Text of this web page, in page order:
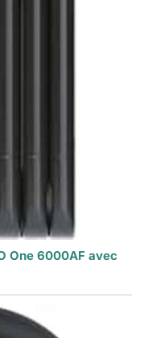
One 6000AF avec